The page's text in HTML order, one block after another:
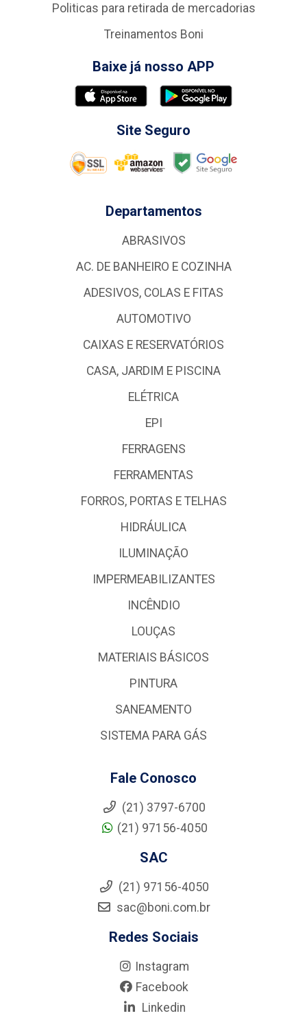
Politicas para retirada de mercadorias
Treinamentos Boni
Baixe já nosso APP
Site Seguro
Departamentos
ABRASIVOS
AC. DE BANHEIRO E COZINHA
ADESIVOS, COLAS E FITAS
AUTOMOTIVO
CAIXAS E RESERVATÓRIOS
CASA, JARDIM E PISCINA
ELÉTRICA
EPI
FERRAGENS
FERRAMENTAS
FORROS, PORTAS E TELHAS
HIDRÁULICA
ILUMINAÇÃO
IMPERMEABILIZANTES
INCÊNDIO
LOUÇAS
MATERIAIS BÁSICOS
PINTURA
SANEAMENTO
SISTEMA PARA GÁS
Fale Conosco
(21) 3797-6700
(21) 97156-4050
SAC
(21) 97156-4050
sac@boni.com.br
Redes Sociais
Instagram
Facebook
Linkedin